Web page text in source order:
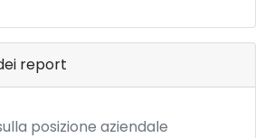
report
posizione aziendale